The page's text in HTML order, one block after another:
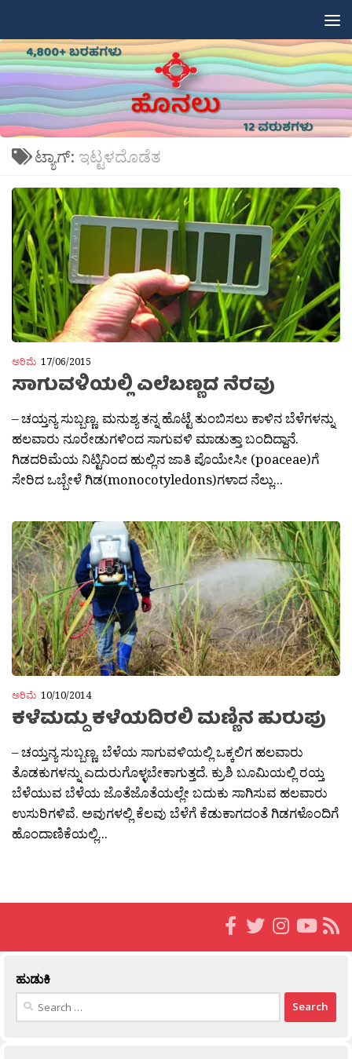
ಟ್ಯಾಗ್: ಇಟ್ಟಳದೊಡೆತ
ಅರಿಮೆ 17/06/2015
ಸಾಗುವಳಿಯಲ್ಲಿ ಎಲೆಬಣ್ಣದ ನೆರವು
– ಚಯ್ತನ್ಯ ಸುಬ್ಬಣ್ಣ. ಮನುಶ್ಯ ತನ್ನ ಹೊಟ್ಟೆ ತುಂಬಿಸಲು ಕಾಳಿನ ಬೆಳೆಗಳನ್ನು
ಹಲವಾರು ನೂರೇಡುಗಳಿಂದ ಸಾಗುವಳಿ ಮಾಡುತ್ತಾ ಬಂದಿದ್ದಾನೆ.
ಗಿಡದರಿಮೆಯ ನಿಟ್ಟಿನಿಂದ ಹುಲ್ಲಿನ ಜಾತಿ ಪೊಯೇಸೀ (poaceae)ಗೆ
ಸೇರಿದ ಒಬ್ಬೇಳೆ ಗಿಡ(monocotyledons)ಗಳಾದ ನೆಲ್ಲು...
ಅರಿಮೆ 10/10/2014
ಕಳೆಮದ್ದು ಕಳೆಯದಿರಲಿ ಮಣ್ಣಿನ ಹುರುಪು
– ಚಯ್ತನ್ಯ ಸುಬ್ಬಣ್ಣ. ಬೆಳೆಯ ಸಾಗುವಳಿಯಲ್ಲಿ ಒಕ್ಕಲಿಗ ಹಲವಾರು
ತೊಡಕುಗಳನ್ನು ಎದುರುಗೊಳ್ಳಬೇಕಾಗುತ್ತದೆ. ಕ್ರುಶಿ ಬೂಮಿಯಲ್ಲಿ ರಯ್ತ
ಬೆಳೆಯುವ ಬೆಳೆಯ ಜೊತೆಜೊತೆಯಲ್ಲೇ ಬದುಕು ಸಾಗಿಸುವ ಹಲವಾರು
ಉಸುರಿಗಳಿವೆ. ಅವುಗಳಲ್ಲಿ ಕೆಲವು ಬೆಳೆಗೆ ಕೆಡುಕಾಗದಂತೆ ಗಿಡಗಳೊಂದಿಗೆ
ಹೊಂದಾಣಿಕೆಯಲ್ಲಿ...
ಹುಡುಕಿ
Search